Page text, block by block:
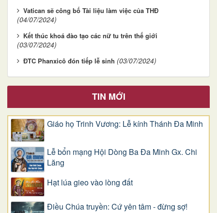
Vatican sẽ công bố Tài liệu làm việc của THĐ
(04/07/2024)
Kết thúc khoá đào tạo các nữ tu trên thế giới
(03/07/2024)
ĐTC Phanxicô đón tiếp lễ sinh (03/07/2024)
TIN MỚI
Giáo họ Trinh Vương: Lễ kính Thánh Đa Minh
Lễ bổn mạng Hội Dòng Ba Đa Minh Gx. Chi
Lăng
Hạt lúa gieo vào lòng đất
Điều Chúa truyền: Cứ yên tâm - đừng sợ!